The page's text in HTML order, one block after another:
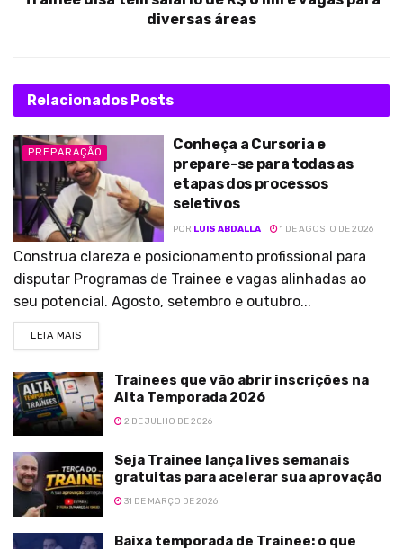
diversas áreas
Relacionados Posts
PREPARAÇÃO
Conheça a Cursoria e
prepare-se para todas as
etapas dos processos
seletivos
POR LUIS ABDALLA 1 DE AGOSTO DE 2026
Construa clareza e posicionamento profissional para
disputar Programas de Trainee e vagas alinhadas ao
seu potencial. Agosto, setembro e outubro...
LEIA MAIS
Trainees que vão abrir inscrições na
Alta Temporada 2026
2 DE JULHO DE 2026
Seja Trainee lança lives semanais
gratuitas para acelerar sua aprovação
31 DE MARÇO DE 2026
Baixa temporada de Trainee: o que